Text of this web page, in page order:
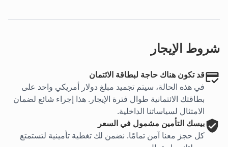
شروط الإيجار
قد تكون هناك حاجة لبطاقة الائتمان
في هذه الحالة، سيتم تجميد مبلغ دولار أمريكي واحد على
بطاقتك الائتمانية طوال فترة الإيجار. هذا إجراء شائع لضمان
الامتثال لسياساتنا الداخلية.
بيسك التأمين مشمول في السعر
كل حجز معنا آمن تمامًا. نضمن لك تغطية تأمينية لتستمتع